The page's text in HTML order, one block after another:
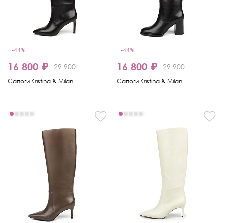
-44%
16 800 ₽ 29 900
Сапоги Kristina & Milan
-44%
16 800 ₽ 29 900
Сапоги Kristina & Milan